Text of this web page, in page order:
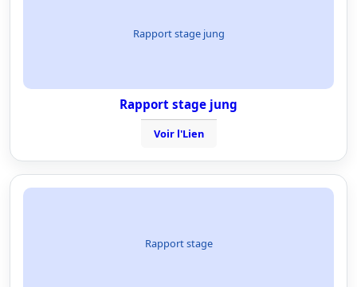
Rapport stage jung
Rapport stage jung
Voir l'Lien
Rapport stage